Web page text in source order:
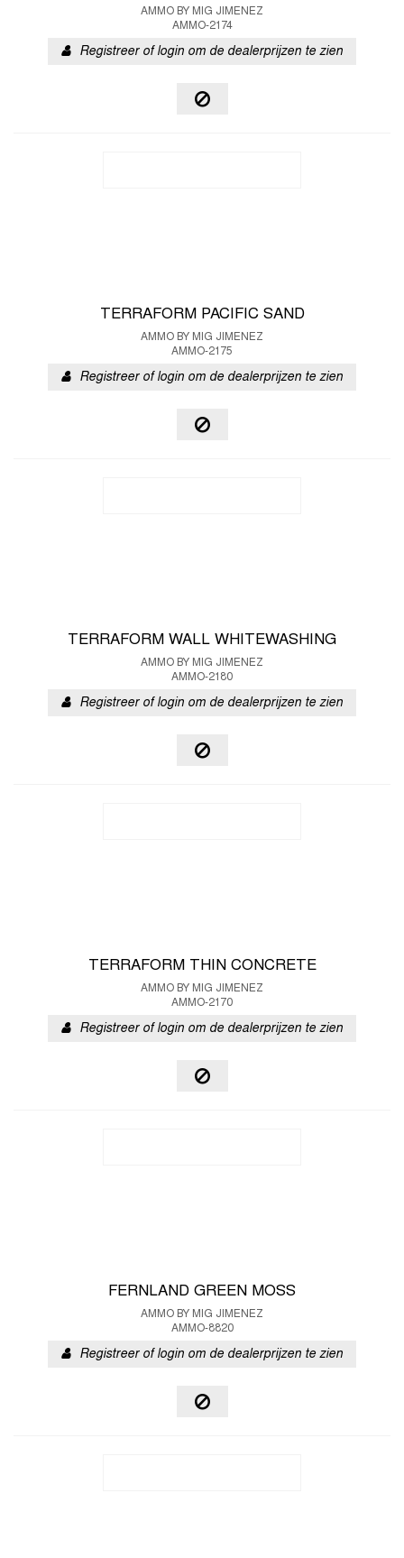
AMMO BY MIG JIMENEZ
AMMO-2174
Registreer of login om de dealerprijzen te zien
TERRAFORM PACIFIC SAND
AMMO BY MIG JIMENEZ
AMMO-2175
Registreer of login om de dealerprijzen te zien
TERRAFORM WALL WHITEWASHING
AMMO BY MIG JIMENEZ
AMMO-2180
Registreer of login om de dealerprijzen te zien
TERRAFORM THIN CONCRETE
AMMO BY MIG JIMENEZ
AMMO-2170
Registreer of login om de dealerprijzen te zien
FERNLAND GREEN MOSS
AMMO BY MIG JIMENEZ
AMMO-8820
Registreer of login om de dealerprijzen te zien